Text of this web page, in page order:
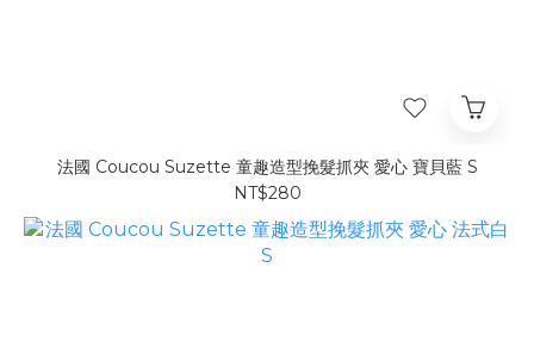
法國 Coucou Suzette 童趣造型挽髮抓夾 愛心 寶貝藍 S
NT$280